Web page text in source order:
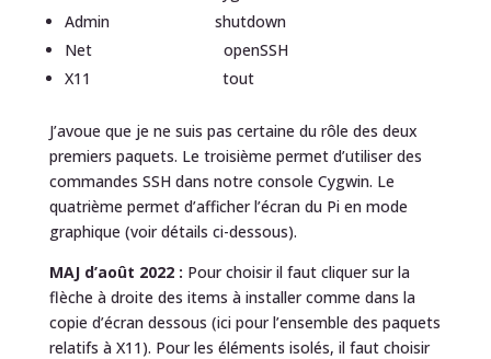
Admin shutdown
Net openSSH
X11 tout
J’avoue que je ne suis pas certaine du rôle des deux
premiers paquets. Le troisième permet d’utiliser des
commandes SSH dans notre console Cygwin. Le
quatrième permet d’afficher l’écran du Pi en mode
graphique (voir détails ci-dessous).
MAJ d’août 2022 : Pour choisir il faut cliquer sur la
flèche à droite des items à installer comme dans la
copie d’écran dessous (ici pour l’ensemble des paquets
relatifs à X11). Pour les éléments isolés, il faut choisir